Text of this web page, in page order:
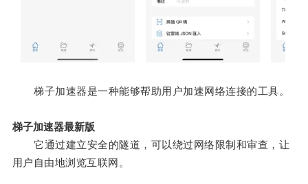
梯子加速器是一种能够帮助用户加速网络连接的工具。
梯子加速器最新版
它通过建立安全的隧道，可以绕过网络限制和审查，让
用户自由地浏览互联网。